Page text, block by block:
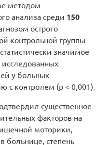
методом
анализа среди 150
острого
контрольной группы
значимое
у больных
с контролем (p < 0,001).
существенное
факторов на
моторики,
больнице, степень